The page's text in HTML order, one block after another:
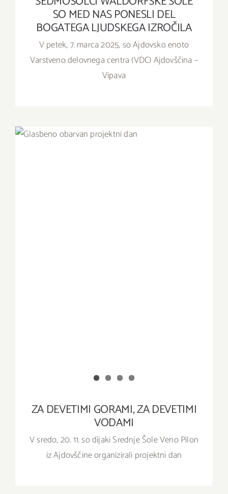
SO MED NAS PONESLI DEL
BOGATEGA LJUDSKEGA IZROČILA
V petek, 7. marca 2025, so Ajdovsko enoto
Varstveno delovnega centra (VDC) Ajdovščina –
Vipava
ZA DEVETIMI GORAMI, ZA DEVETIMI
ZA DEVETIMI GORAMI, ZA DEVETIMI
VODAMI
V sredo, 20. 11. so dijaki Srednje Šole Veno Pilon
iz Ajdovščine organizirali projektni dan